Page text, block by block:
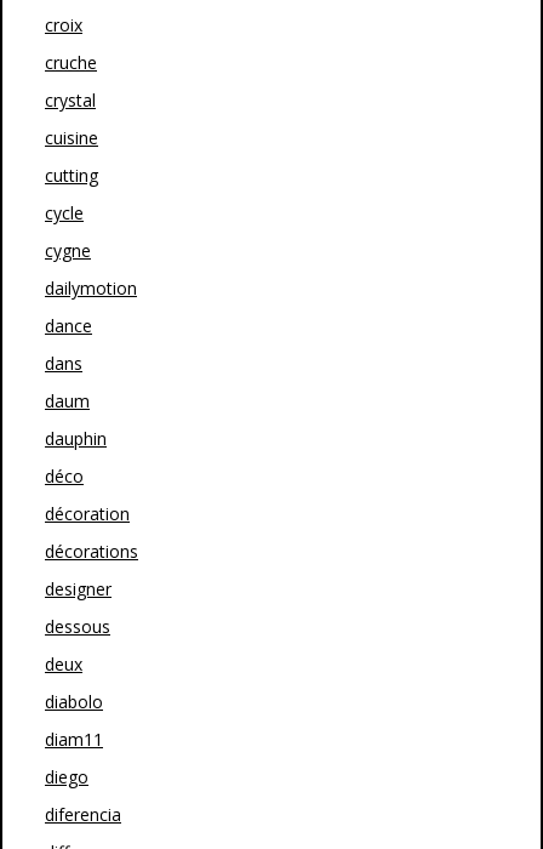
croix
cruche
crystal
cuisine
cutting
cycle
cygne
dailymotion
dance
dans
daum
dauphin
déco
décoration
décorations
designer
dessous
deux
diabolo
diam11
diego
diferencia